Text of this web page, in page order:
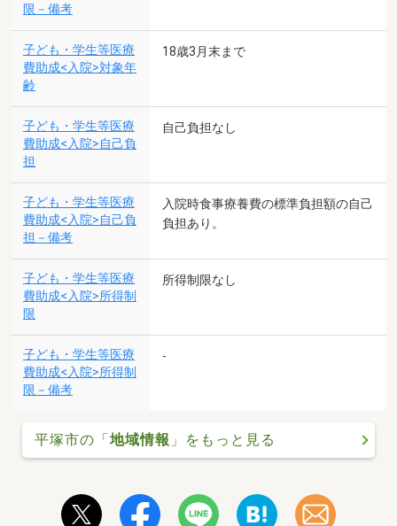
限－備考
子ども・学生等医療
費助成<入院>対象年
齢
18歳3月末まで
子ども・学生等医療
費助成<入院>自己負
担
自己負担なし
子ども・学生等医療
費助成<入院>自己負
担－備考
入院時食事療養費の標準負担額の自己
負担あり。
子ども・学生等医療
費助成<入院>所得制
限
所得制限なし
子ども・学生等医療
費助成<入院>所得制
限－備考
-
平塚市の「 地域情報 」をもっと見る